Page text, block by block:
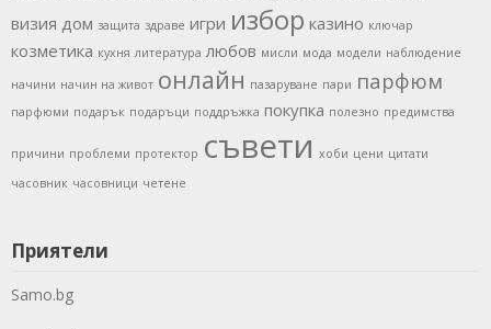
визия дом защита здраве игри избор казино ключар
козметика кухня литература любов мисли мода модели наблюдение
начини начин на живот онлайн пазаруване пари парфюм
парфюми подарък подаръци поддръжка покупка полезно предимства
причини проблеми протектор съвети хоби цени цитати
часовник часовници четене
Приятели
Samo.bg